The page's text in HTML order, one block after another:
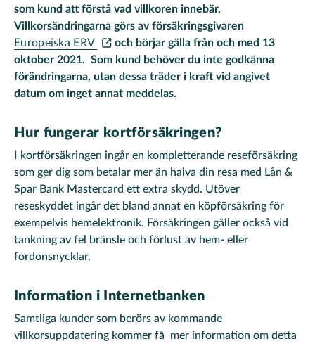
som kund att förstå vad villkoren innebär.
Villkorsändringarna görs av försäkringsgivaren
Europeiska ERV
och börjar gälla från och med 13
oktober 2021. Som kund behöver du inte godkänna
förändringarna, utan dessa träder i kraft vid angivet
datum om inget annat meddelas.
Hur fungerar kortförsäkringen?
I kortförsäkringen ingår en kompletterande reseförsäkring
som ger dig som betalar mer än halva din resa med Lån &
Spar Bank Mastercard ett extra skydd. Utöver
reseskyddet ingår det bland annat en köpförsäkring för
exempelvis hemelektronik. Försäkringen gäller också vid
tankning av fel bränsle och förlust av hem- eller
fordonsnycklar.
Information i Internetbanken
Samtliga kunder som berörs av kommande
villkorsuppdatering kommer få mer information om detta